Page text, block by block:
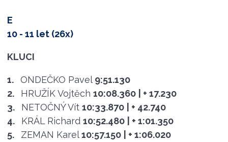
E
10 - 11 let (26x)
KLUCI
1. ONDEČKO Pavel 9:51.130
2.
HRUŽÍK Vojtěch 10:08.360
| + 17.230
3.
NETOČNÝ Vít 10:33.870
| + 42.740
4.
KRÁL Richard 10:52.480
| + 1:01.350
5.
ZEMAN Karel 10:57.150
| + 1:06.020